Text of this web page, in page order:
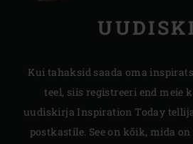
Kui tahaksid saada oma
teel, siis registreeri end meie
uudiskirja Inspiration Today
postkastile. See on kõik, mida